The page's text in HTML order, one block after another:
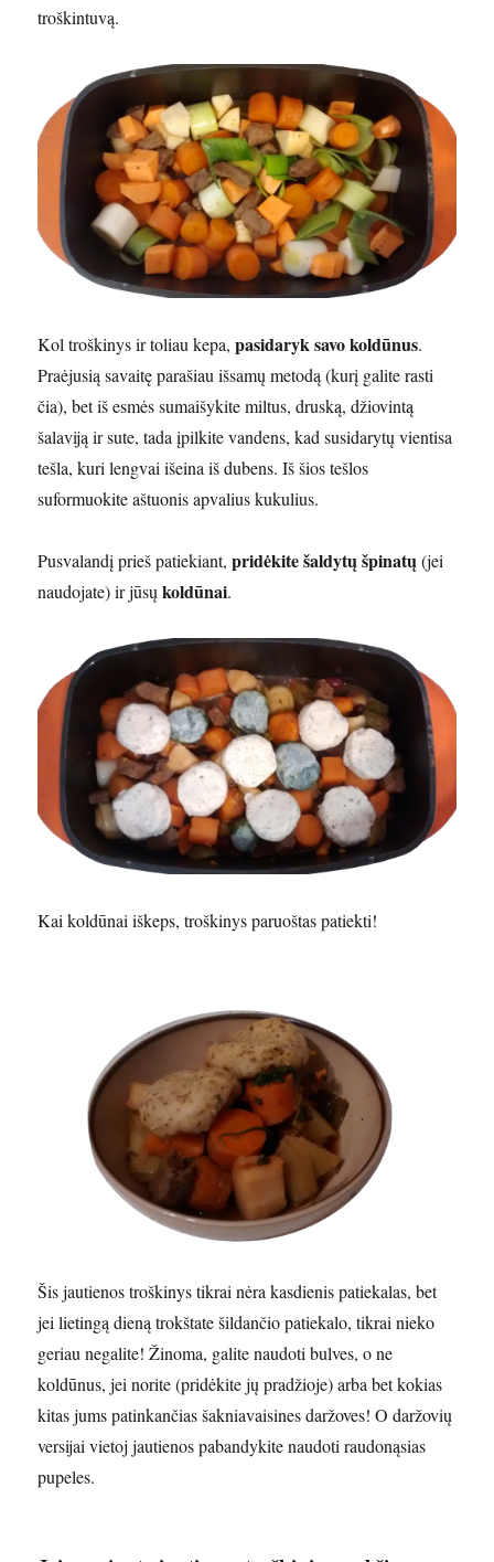
troškintuvą.
Kol troškinys ir toliau kepa,pasidaryk savo koldūnus.
Praėjusią savaitę parašiau išsamų metodą (kurį galite rasti
čia), bet iš esmės sumaišykite miltus, druską, džiovintą
šalaviją ir sute, tada įpilkite vandens, kad susidarytų vientisa
tešla, kuri lengvai išeina iš dubens. Iš šios tešlos
suformuokite aštuonis apvalius kukulius.
Pusvalandį prieš patiekiant,pridėkite šaldytų špinatų(jei
naudojate) ir jūsųkoldūnai.
Kai koldūnai iškeps, troškinys paruoštas patiekti!
Šis jautienos troškinys tikrai nėra kasdienis patiekalas, bet
jei lietingą dieną trokštate šildančio patiekalo, tikrai nieko
geriau negalite! Žinoma, galite naudoti bulves, o ne
koldūnus, jei norite (pridėkite jų pradžioje) arba bet kokias
kitas jums patinkančias šakniavaisines daržoves! O daržovių
versijai vietoj jautienos pabandykite naudoti raudonąsias
pupeles.